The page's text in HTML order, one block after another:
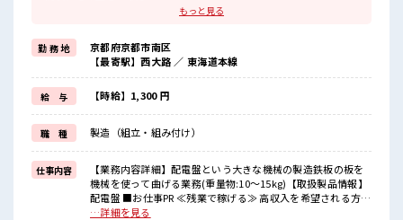
残業は月20時間以上あります♪
週末は家族や友人と一緒にプライベート満喫！
≪モチベーションもUP≫
派手過ぎなければ髪型や髪色自由♪
(規定有)≪機能的な制服アリ≫
制服があるので、
毎日の服装の悩み解消♪
≪未経験でも活躍できる≫
新しいことにチャレンジするのは不安だけど、
しっかり働く環境が整っています！
イチからスキルUP・ステップUP目指していきましょう！
■職場の雰囲気
髪型にこだわりのあるアナタは必見！
もっと見る
勤 務 地
京都府京都市南区
【最寄駅】西大路 ／ 東海道本線
給 与 【時給】1,300 円
職 種 製造（組立・組み付け）
仕事内容
【業務内容詳細】配電盤という大きな機械の製造鉄板の板を
機械を使って曲げる業務(重量物:10～15kg)【取扱製品情報】
配電盤 ■お仕事PR ≪残業で稼げる≫ 高収入を希望される方に
オススメ。 残業は月20時間以上あります♪ ≪完全週休二日制
…詳細を見る